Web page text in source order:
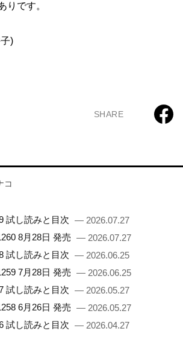
りです。
)
SHARE
コ
試し読みと目次 — 2026.07.27
8月28日 発売 — 2026.07.27
試し読みと目次 — 2026.06.25
7月28日 発売 — 2026.06.25
試し読みと目次 — 2026.05.27
6月26日 発売 — 2026.05.27
試し読みと目次 — 2026.04.27